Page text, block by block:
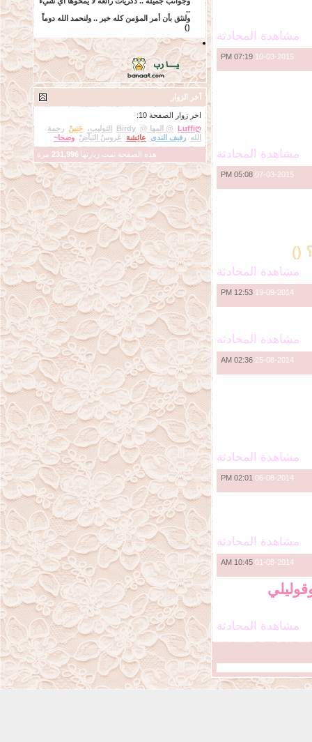
مشاهدة المحادثة
10-03-2015
07:19 PM
مشاهدة المحادثة
07-03-2015
05:08 PM
()
مشاهدة المحادثة
19-09-2014
12:53 PM
مشاهدة المحادثة
25-08-2014
02:36 AM
مشاهدة المحادثة
06-08-2014
02:01 PM
مشاهدة المحادثة
01-08-2014
10:45 AM
مشاهدة المحادثة
..
ولنثق بأن أمر المؤمن كله خير .. ولنحمد الله دوماً
()
آخر الزوار
اخر زوار الصفحة 10:
Ļuffiღ @ المها @ Birdy التوليب، حَنِينْ رحمة
الله رفيف الندى عائِشة عَروسُ البَيآضْ وضحا~
هذه الصفحة تمت زيارتها 231,996 مرة